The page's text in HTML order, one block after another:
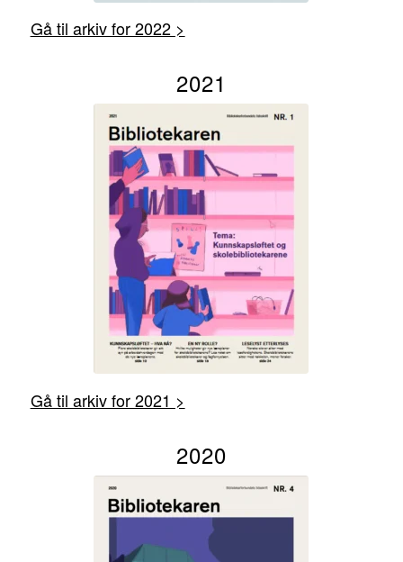
Gå til arkiv for 2022 >
2021
Gå til arkiv for 2021 >
2020